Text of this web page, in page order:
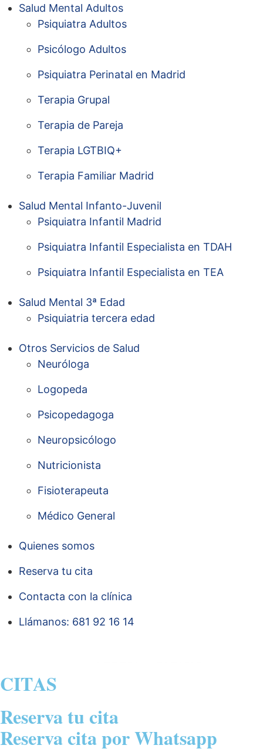
Salud Mental Adultos
Psiquiatra Adultos
Psicólogo Adultos
Psiquiatra Perinatal en Madrid
Terapia Grupal
Terapia de Pareja
Terapia LGTBIQ+
Terapia Familiar Madrid
Salud Mental Infanto-Juvenil
Psiquiatra Infantil Madrid
Psiquiatra Infantil Especialista en TDAH
Psiquiatra Infantil Especialista en TEA
Salud Mental 3ª Edad
Psiquiatria tercera edad
Otros Servicios de Salud
Neuróloga
Logopeda
Psicopedagoga
Neuropsicólogo
Nutricionista
Fisioterapeuta
Médico General
Quienes somos
Reserva tu cita
Contacta con la clínica
Llámanos: 681 92 16 14
CITAS
Reserva tu cita
Reserva cita por Whatsapp